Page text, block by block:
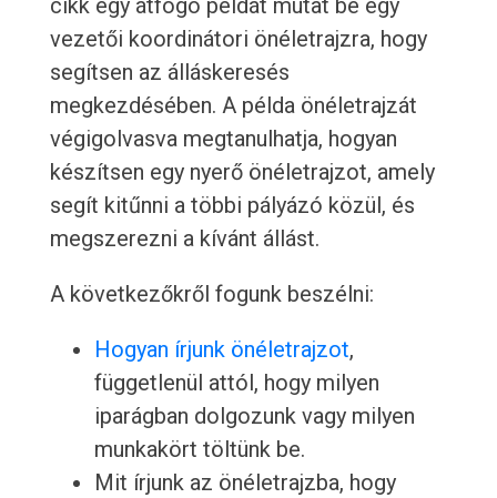
cikk egy átfogó példát mutat be egy
vezetői koordinátori önéletrajzra, hogy
segítsen az álláskeresés
megkezdésében. A példa önéletrajzát
végigolvasva megtanulhatja, hogyan
készítsen egy nyerő önéletrajzot, amely
segít kitűnni a többi pályázó közül, és
megszerezni a kívánt állást.
A következőkről fogunk beszélni:
Hogyan írjunk önéletrajzot,
függetlenül attól, hogy milyen
iparágban dolgozunk vagy milyen
munkakört töltünk be.
Mit írjunk az önéletrajzba, hogy